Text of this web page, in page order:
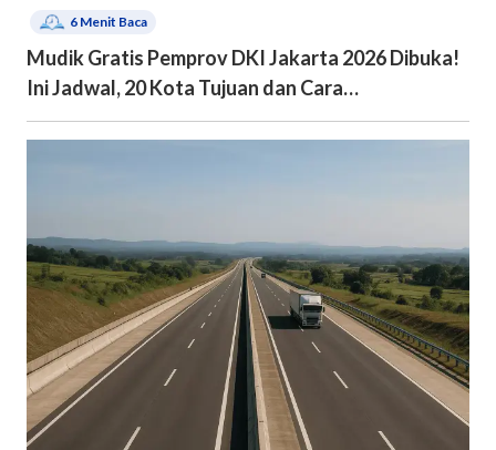
6 Menit Baca
Mudik Gratis Pemprov DKI Jakarta 2026 Dibuka!
Ini Jadwal, 20 Kota Tujuan dan Cara
Pendaftarannya